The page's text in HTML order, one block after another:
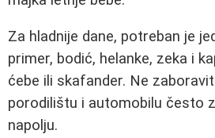
Za hladnije dane, potreban je
primer, bodić, helanke, zeka i
ćebe ili skafander. Ne
porodilištu i automobilu često
napolju.